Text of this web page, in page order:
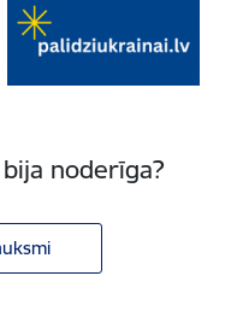
noderīga?